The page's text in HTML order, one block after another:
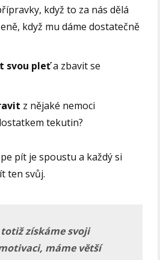
když to za nás dělá
když mu dáme dostatečně
svou pleťa zbavit se
z nějaké nemoci
tekutin?
pít je spoustu a každý si
ten svůj.
získáme svoji
máme větší